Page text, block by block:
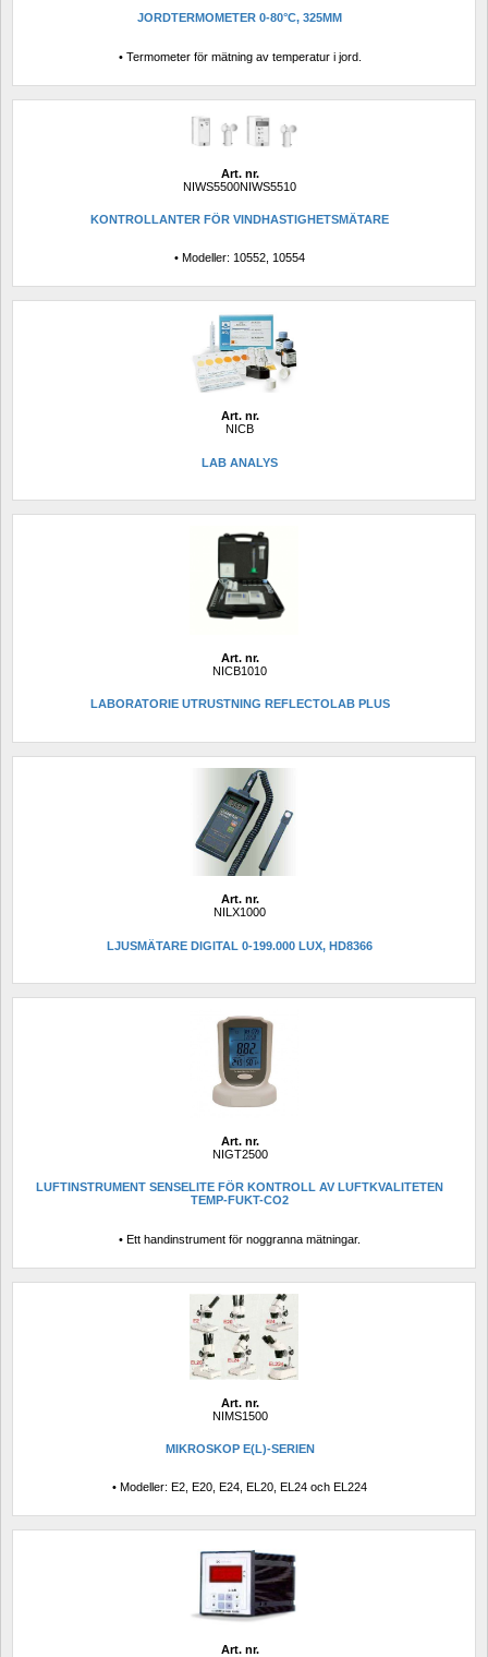
JORDTERMOMETER 0-80°C, 325MM
• Termometer för mätning av temperatur i jord.
Art. nr.
NIWS5500NIWS5510
KONTROLLANTER FÖR VINDHASTIGHETSMÄTARE
• Modeller: 10552, 10554
Art. nr.
NICB
LAB ANALYS
Art. nr.
NICB1010
LABORATORIE UTRUSTNING REFLECTOLAB PLUS
Art. nr.
NILX1000
LJUSMÄTARE DIGITAL 0-199.000 LUX, HD8366
Art. nr.
NIGT2500
LUFTINSTRUMENT SENSELITE FÖR KONTROLL AV LUFTKVALITETEN
TEMP-FUKT-CO2
• Ett handinstrument för noggranna mätningar.
Art. nr.
NIMS1500
MIKROSKOP E(L)-SERIEN
• Modeller: E2, E20, E24, EL20, EL24 och EL224
Art. nr.